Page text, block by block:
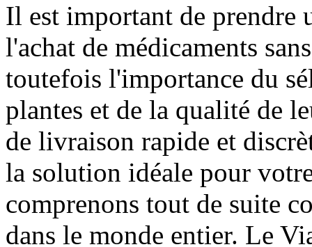
Il est important de prendre
l'achat de médicaments
toutefois l'importance du
plantes et de la qualité de
de livraison rapide et
la solution idéale pour
comprenons tout de suite
dans le monde entier. Le